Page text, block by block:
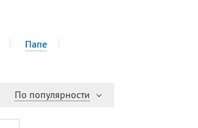
Папе
По популярности